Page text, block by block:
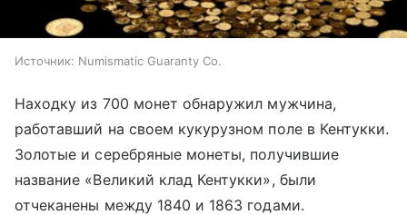
Источник: Numismatic Guaranty Co.
Находку из 700 монет обнаружил мужчина,
работавший на своем кукурузном поле в Кентукки.
Золотые и серебряные монеты, получившие
название «Великий клад Кентукки», были
отчеканены между 1840 и 1863 годами.